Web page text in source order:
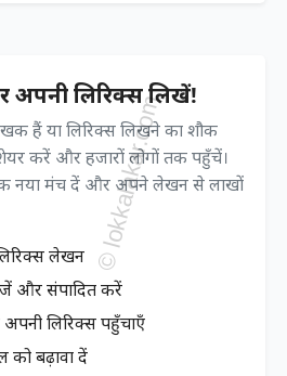
अपनी लिरिक्स लिखें!
हैं या लिरिक्स लिखने का शौक
करें और हजारों लोगों तक पहुँचें।
नया मंच दें और अपने लेखन से लाखों
लेखन
और संपादित करें
लिरिक्स पहुँचाएँ
बढ़ावा दें